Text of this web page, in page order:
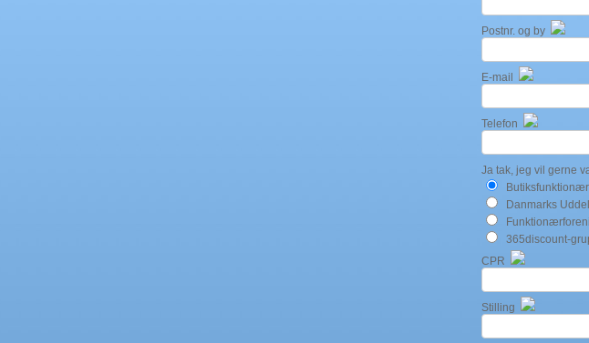
Postnr. og by
E-mail
Telefon
Ja tak, jeg vil gerne
Danmarks
365discount-
CPR
Stilling